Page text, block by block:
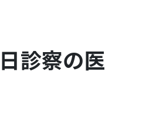
診察の医